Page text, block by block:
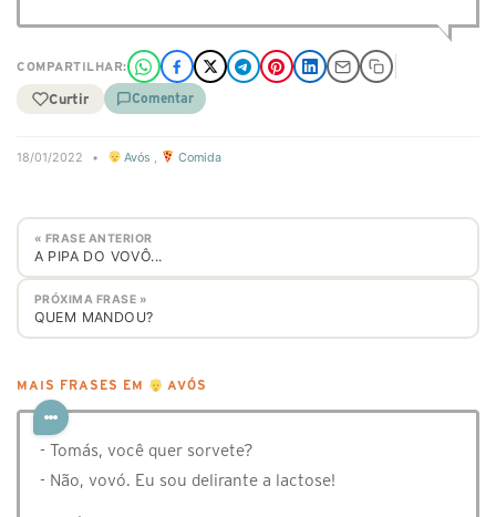
COMPARTILHAR:
Curtir Comentar
18/01/2022 • Avós , Comida
« FRASE ANTERIOR
A PIPA DO VOVÔ...
PRÓXIMA FRASE »
QUEM MANDOU?
MAIS FRASES EM AVÓS
- Tomás, você quer sorvete?
- Não, vovó. Eu sou delirante a lactose!